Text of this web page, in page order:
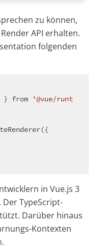
zu können,
API erhalten.
folgenden
} from
'@vue/runt
in Vue.js 3
TypeScript-
Darüber hinaus
Kontexten